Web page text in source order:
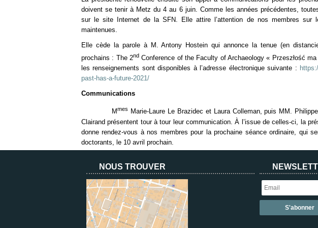
doivent se tenir à Metz du 4 au 6 juin. Comme les années précédentes,
sur le site Internet de la SFN. Elle attire l’attention de nos membres sur
maintenues.
Elle cède la parole à M. Antony Hostein qui annonce la tenue (en
prochains : The 2nd Conference of the Faculty of Archaeology « Przeszłość
les renseignements sont disponibles à l’adresse électronique suivante :
past-has-a-future-2021/
Communications
Mmes
Marie-Laure Le Brazidec et Laura Colleman, puis MM.
Clairand présentent tour à tour leur communication. À l’issue de celles-ci, la
donne rendez-vous à nos membres pour la prochaine séance ordinaire, qui
doctorants, le 10 avril prochain.
NOUS TROUVER